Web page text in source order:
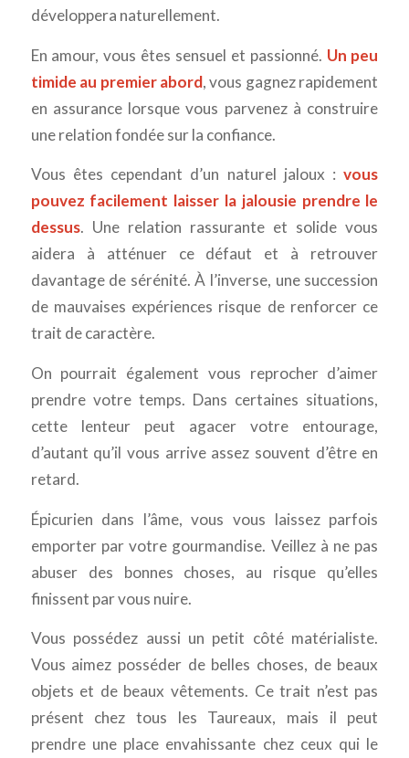
développera naturellement.
En amour, vous êtes sensuel et passionné. Un peu
timide au premier abord, vous gagnez rapidement
en assurance lorsque vous parvenez à construire
une relation fondée sur la confiance.
Vous êtes cependant d’un naturel jaloux :vous
pouvez facilement laisser la jalousie prendre le
dessus. Une relation rassurante et solide vous
aidera à atténuer ce défaut et à retrouver
davantage de sérénité. À l’inverse, une succession
de mauvaises expériences risque de renforcer ce
trait de caractère.
On pourrait également vous reprocher d’aimer
prendre votre temps. Dans certaines situations,
cette lenteur peut agacer votre entourage,
d’autant qu’il vous arrive assez souvent d’être en
retard.
Épicurien dans l’âme, vous vous laissez parfois
emporter par votre gourmandise. Veillez à ne pas
abuser des bonnes choses, au risque qu’elles
finissent par vous nuire.
Vous possédez aussi un petit côté matérialiste.
Vous aimez posséder de belles choses, de beaux
objets et de beaux vêtements. Ce trait n’est pas
présent chez tous les Taureaux, mais il peut
prendre une place envahissante chez ceux qui le